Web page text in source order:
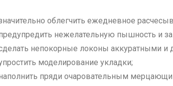
облегчить ежедневное
нежелательную пышность и
непокорные локоны аккуратными и
моделирование укладки;
пряди очаровательным